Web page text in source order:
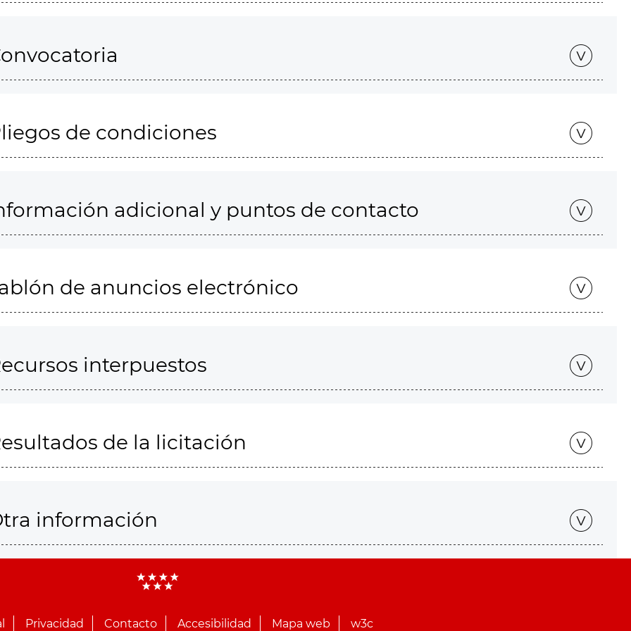
de condiciones
adicional y puntos de contacto
de anuncios electrónico
interpuestos
de la licitación
información
Privacidad Contacto Accesibilidad Mapa web w3c